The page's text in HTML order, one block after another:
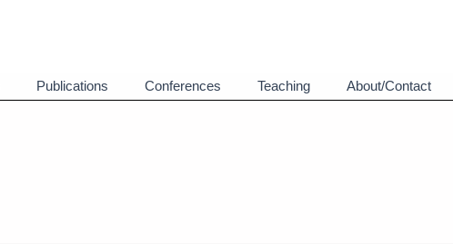
Publications Conferences Teaching About/Contact